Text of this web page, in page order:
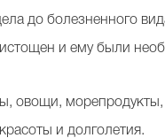
до болезненного
и ему были
овощи,
и долголетия.